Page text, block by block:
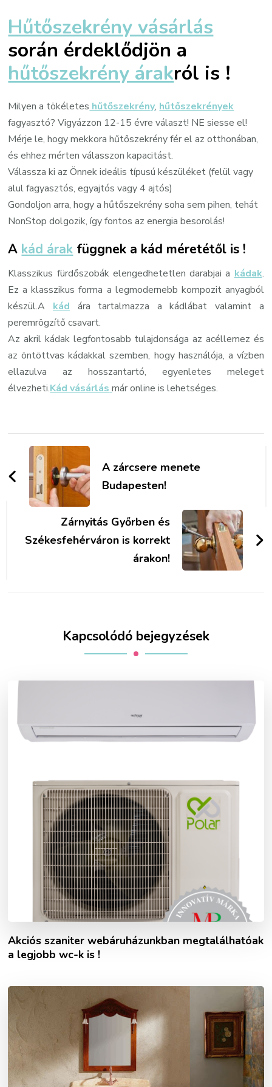
Hűtőszekrény vásárlás
során érdeklődjön a
hűtőszekrény árakról is !
Milyen a tökéletes hűtőszekrény, hűtőszekrények
fagyasztó? Vigyázzon 12-15 évre választ! NE siesse el!
Mérje le, hogy mekkora hűtőszekrény fér el az otthonában,
és ehhez mérten válasszon kapacitást.
Válassza ki az Önnek ideális típusú készüléket (felül vagy
alul fagyasztós, egyajtós vagy 4 ajtós)
Gondoljon arra, hogy a hűtőszekrény soha sem pihen, tehát
NonStop dolgozik, így fontos az energia besorolás!
A kád árak függnek a kád méretétől is !
Klasszikus fürdőszobák elengedhetetlen darabjai a kádak.
Ez a klasszikus forma a legmodernebb kompozit anyagból
készül.A kád ára tartalmazza a kádlábat valamint a
peremrögzítő csavart.
Az akril kádak legfontosabb tulajdonsága az acéllemez és
az öntöttvas kádakkal szemben, hogy használója, a vízben
ellazulva az hosszantartó, egyenletes meleget
élvezheti.Kád vásárlás már online is lehetséges.
Bejegyzések
navigációjaA zárcsere menete
Budapesten!
Zárnyitás Győrben és
Székesfehérváron is korrekt
árakon!
Kapcsolódó bejegyzések
Akciós szaniter webáruházunkban megtalálhatóak
a legjobb wc-k is !